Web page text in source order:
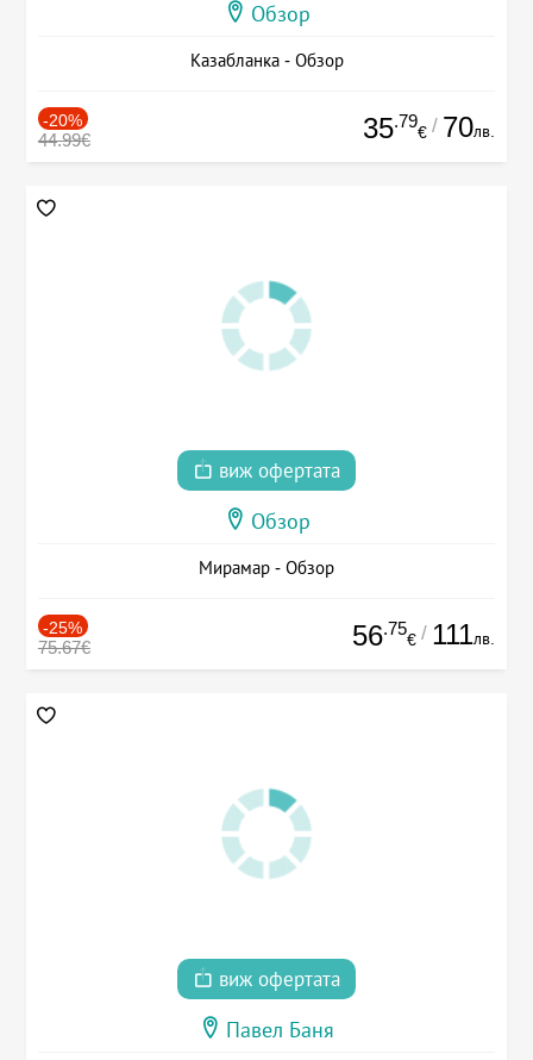
Обзор
Казабланка - Обзор
-20%
44.99€ 35.79
€ / 70лв.
виж офертата
Обзор
Мирамар - Обзор
-25%
75.67€ 56.75
€ / 111лв.
виж офертата
Павел Баня